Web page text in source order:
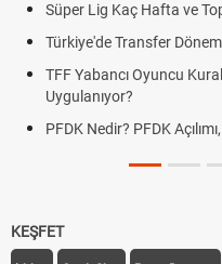
ve Toplam Kaç Maç
Dönemi Ne Zaman Başlıyor
Kuralı Nedir? Güncel
Açılımı, Görevleri ve Karar
KEŞFET